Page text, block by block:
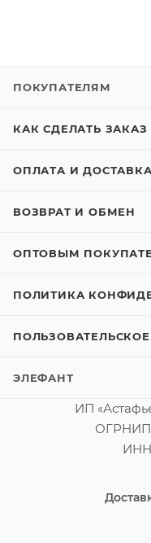
ПОКУПАТЕЛЯМ
КАК СДЕЛАТЬ ЗАКАЗ
ОПЛАТА И ДОСТАВКА
ВОЗВРАТ И ОБМЕН
ОПТОВЫМ
ПОЛИТИКА
ЭЛЕФАНТ
ИП
ОГРНИП
ИНН